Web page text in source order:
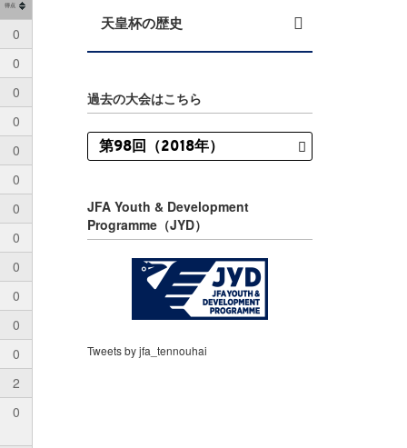
得点
0
0
0
0
0
0
0
0
0
0
0
0
2
0
天皇杯の歴史
過去の大会はこちら
JFA Youth & Development
Programme（JYD）
Tweets by jfa_tennouhai